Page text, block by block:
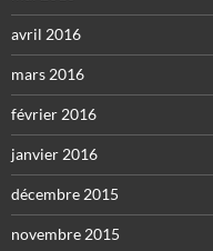
avril 2016
mars 2016
février 2016
janvier 2016
décembre 2015
novembre 2015